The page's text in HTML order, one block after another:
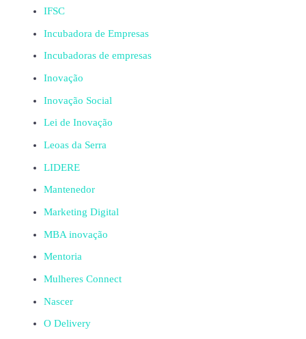
IFSC
Incubadora de Empresas
Incubadoras de empresas
Inovação
Inovação Social
Lei de Inovação
Leoas da Serra
LIDERE
Mantenedor
Marketing Digital
MBA inovação
Mentoria
Mulheres Connect
Nascer
O Delivery